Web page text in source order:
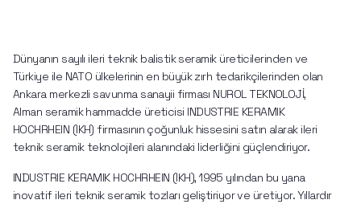
Dünyanın sayılı ileri teknik balistik seramik üreticilerinden ve
Türkiye ile NATO ülkelerinin en büyük zırh tedarikçilerinden olan
Ankara merkezli savunma sanayii firması NUROL TEKNOLOJİ,
Alman seramik hammadde üreticisi INDUSTRIE KERAMIK
HOCHRHEIN (IKH) firmasının çoğunluk hissesini satın alarak ileri
teknik seramik teknolojileri alanındaki liderliğini güçlendiriyor.
INDUSTRIE KERAMIK HOCHRHEIN (IKH), 1995 yılından bu yana
inovatif ileri teknik seramik tozları geliştiriyor ve üretiyor. Yıllardır